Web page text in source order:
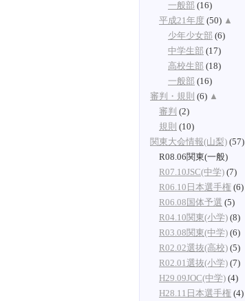
一般部 (16)
平成21年度 (50) ▲
少年少女部 (6)
中学生部 (17)
高校生部 (18)
一般部 (16)
審判・規則 (6) ▲
審判 (2)
規則 (10)
関東大会情報(山梨) (57)
R08.06関東(一般)
R07.10JSC(中学) (7)
R06.10日本選手権 (6)
R06.08国体予選 (5)
R04.10関東(小学) (8)
R03.08関東(中学) (6)
R02.02選抜(高校) (5)
R02.01選抜(小学) (7)
H29.09JOC(中学) (4)
H28.11日本選手権 (4)